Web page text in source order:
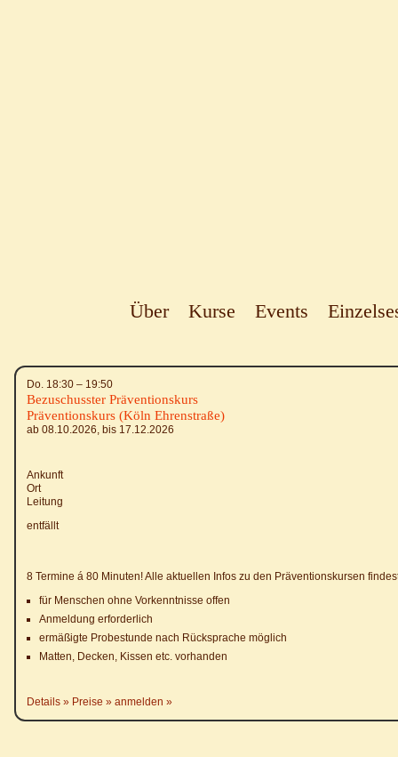
Über Kurse Events
Do. 18:30 – 19:50
Bezuschusster Präventionskurs
Präventionskurs (Köln Ehrenstraße)
ab 08.10.2026, bis 17.12.2026
Ankunft
Ort
Leitung
entfällt
8 Termine á 80 Minuten! Alle aktuellen Infos zu den Präventionskursen
für Menschen ohne Vorkenntnisse offen
Anmeldung erforderlich
ermäßigte Probestunde nach Rücksprache möglich
Matten, Decken, Kissen etc. vorhanden
Details Preise anmelden